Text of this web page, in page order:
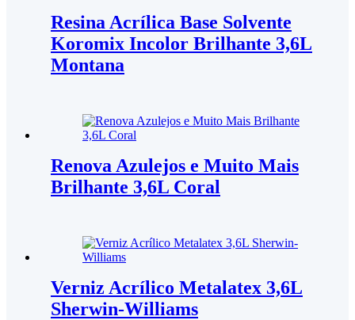
Resina Acrílica Base Solvente
Koromix Incolor Brilhante 3,6L
Montana
Renova Azulejos e Muito Mais
Brilhante 3,6L Coral
Verniz Acrílico Metalatex 3,6L
Sherwin-Williams